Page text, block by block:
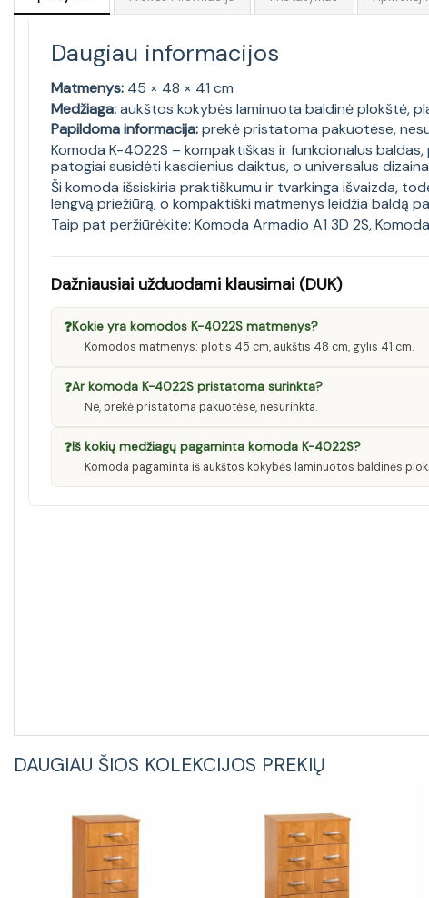
Daugiau informacijos
Matmenys: 45 × 48 × 41 cm
Medžiaga:aukštos kokybės laminuota baldinė plokštė,
Papildoma informacija:prekė pristatoma pakuotėse,
Komoda K-4022S – kompaktiškas ir funkcionalus
patogiai susidėti kasdienius daiktus, o universalus
Ši komoda išsiskiria praktiškumu ir tvarkinga išvaizda,
lengvą priežiūrą, o kompaktiški matmenys leidžia baldą
Taip pat peržiūrėkite: Komoda Armadio A1 3D 2S,
Dažniausiai užduodami klausimai (DUK)
❓Kokie yra komodos K-4022S matmenys?
Komodos matmenys: plotis 45 cm, aukštis 48 cm, gylis 41 cm.
❓Ar komoda K-4022S pristatoma surinkta?
Ne, prekė pristatoma pakuotėse, nesurinkta.
❓Iš kokių medžiagų pagaminta komoda K-4022S?
Komoda pagaminta iš aukštos kokybės laminuotos baldinės
DAUGIAU ŠIOS KOLEKCIJOS PREKIŲ